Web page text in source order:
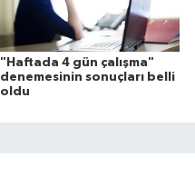
"Haftada 4 gün çalışma"
denemesinin sonuçları belli
oldu